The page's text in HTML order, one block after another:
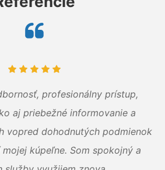
profesionálny prístup,
aj priebežné informovanie a
vopred dohodnutých podmienok
kúpeľne. Som spokojný a